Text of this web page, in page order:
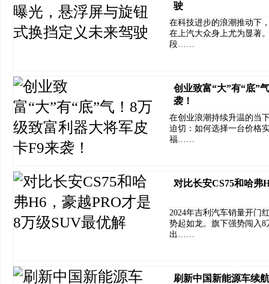
驶
在科技进步的浪潮推动下
在上汽大众身上尤为显著
段……
创业致富“大”有“底”
袭！
在创业浪潮持续升温的当
迫切：如何选择一台价格
福……
对比长安CS75和哈弗
2024年吉利汽车销量开门
势起如龙。旗下强势闯入8
出……
刷新中国新能源车续